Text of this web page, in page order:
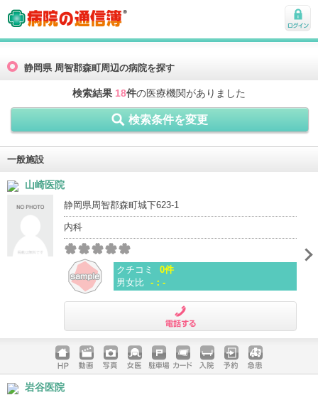
病院の通信簿
ログ
静岡県 周智郡森町周辺の病院を探す
検索結果 18件の医療機関がありました
検索条件を変更
一般施設
山崎医院
静岡県周智郡森町城下623-1
内科
クチコミ
0件
男女比 -：-
ホームペ
ージ
動画 写真 女医 駐車場
クレジッ
入院 予約 急患
岩谷医院